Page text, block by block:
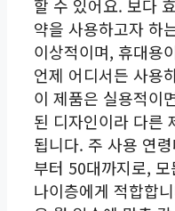
할 수 있어요. 보다
약을 사용하고자 하
이상적이며, 휴대용
언제 어디서든 사용
이 제품은 실용적이
된 디자인이라 다른
됩니다. 주 사용 연
부터 50대까지로,
나이층에게 적합합